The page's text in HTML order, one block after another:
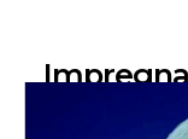
vidrio en